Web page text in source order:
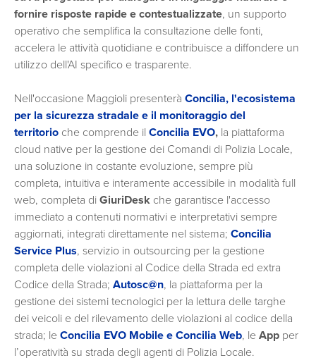
fornire risposte rapide e contestualizzate, un supporto
operativo che semplifica la consultazione delle fonti,
accelera le attività quotidiane e contribuisce a diffondere un
utilizzo dell'AI specifico e trasparente.
Nell'occasione Maggioli presenterà Concilia, l'ecosistema
per la sicurezza stradale e il monitoraggio del
territorio che comprende il Concilia EVO, la piattaforma
cloud native per la gestione dei Comandi di Polizia Locale,
una soluzione in costante evoluzione, sempre più
completa, intuitiva e interamente accessibile in modalità full
web, completa di GiuriDesk che garantisce l'accesso
immediato a contenuti normativi e interpretativi sempre
aggiornati, integrati direttamente nel sistema; Concilia
Service Plus, servizio in outsourcing per la gestione
completa delle violazioni al Codice della Strada ed ex­tra
Codice della Strada; Autosc@n, la piattaforma per la
gestione dei sistemi tecnologici per la lettura delle targhe
dei veicoli e del rilevamento delle violazioni al codice della
strada; le Concilia EVO Mobile e Concilia Web, le App per
l’operatività su strada degli agenti di Polizia Locale.